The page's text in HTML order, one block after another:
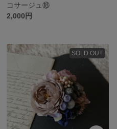
コサージュ⑱
2,000円
SOLD OUT